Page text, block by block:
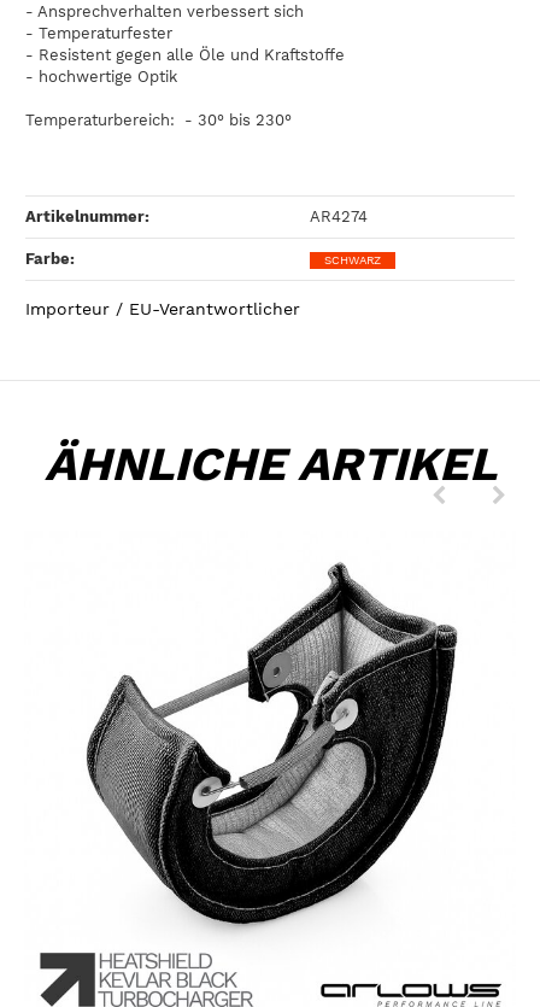
- Ansprechverhalten verbessert sich
- Temperaturfester
- Resistent gegen alle Öle und Kraftstoffe
- hochwertige Optik
Temperaturbereich: - 30° bis 230°
Artikelnummer: AR4274
Farbe‍: SCHWARZ
Importeur / EU-Verantwortlicher
ÄHNLICHE ARTIKEL